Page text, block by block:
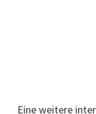
Eine weitere